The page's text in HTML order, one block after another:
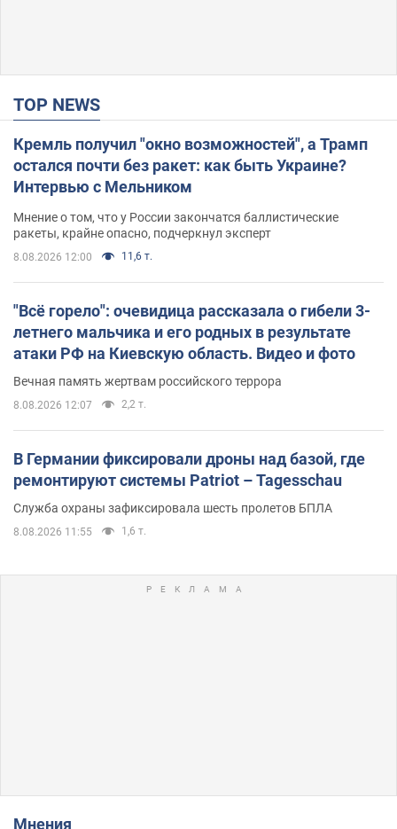
TOP NEWS
Кремль получил "окно возможностей", а Трамп
остался почти без ракет: как быть Украине?
Интервью с Мельником
Мнение о том, что у России закончатся баллистические
ракеты, крайне опасно, подчеркнул эксперт
8.08.2026 12:00 11,6 т.
"Всё горело": очевидица рассказала о гибели 3-
летнего мальчика и его родных в результате
атаки РФ на Киевскую область. Видео и фото
Вечная память жертвам российского террора
8.08.2026 12:07 2,2 т.
В Германии фиксировали дроны над базой, где
ремонтируют системы Patriot – Tagesschau
Служба охраны зафиксировала шесть пролетов БПЛА
8.08.2026 11:55 1,6 т.
Мнения